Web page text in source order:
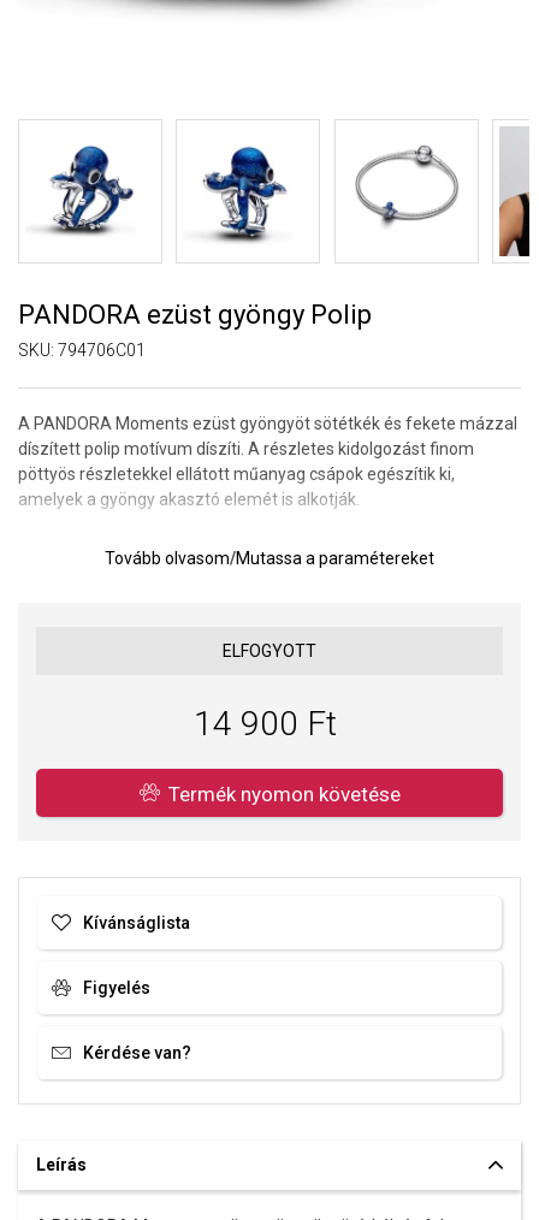
PANDORA ezüst gyöngy Polip
SKU: 794706C01
A PANDORA Moments ezüst gyöngyöt sötétkék és fekete mázzal
díszített polip motívum díszíti. A részletes kidolgozást finom
pöttyös részletekkel ellátott műanyag csápok egészítik ki,
amelyek a gyöngy akasztó elemét is alkotják.
változó világhoz való alkalmazkodóképességet szimbolizálja. A
Gyöngy mérete: 12 x 11,5 mm.
A SOFIA a PANDORA (www.Pandora.net) hivatalos forgalmazója.
csomagolásban.
Tovább olvasom/Mutassa a paramétereket
ELFOGYOTT
14 900 Ft
Termék nyomon követése
Kívánságlista
Figyelés
Kérdése van?
Leírás